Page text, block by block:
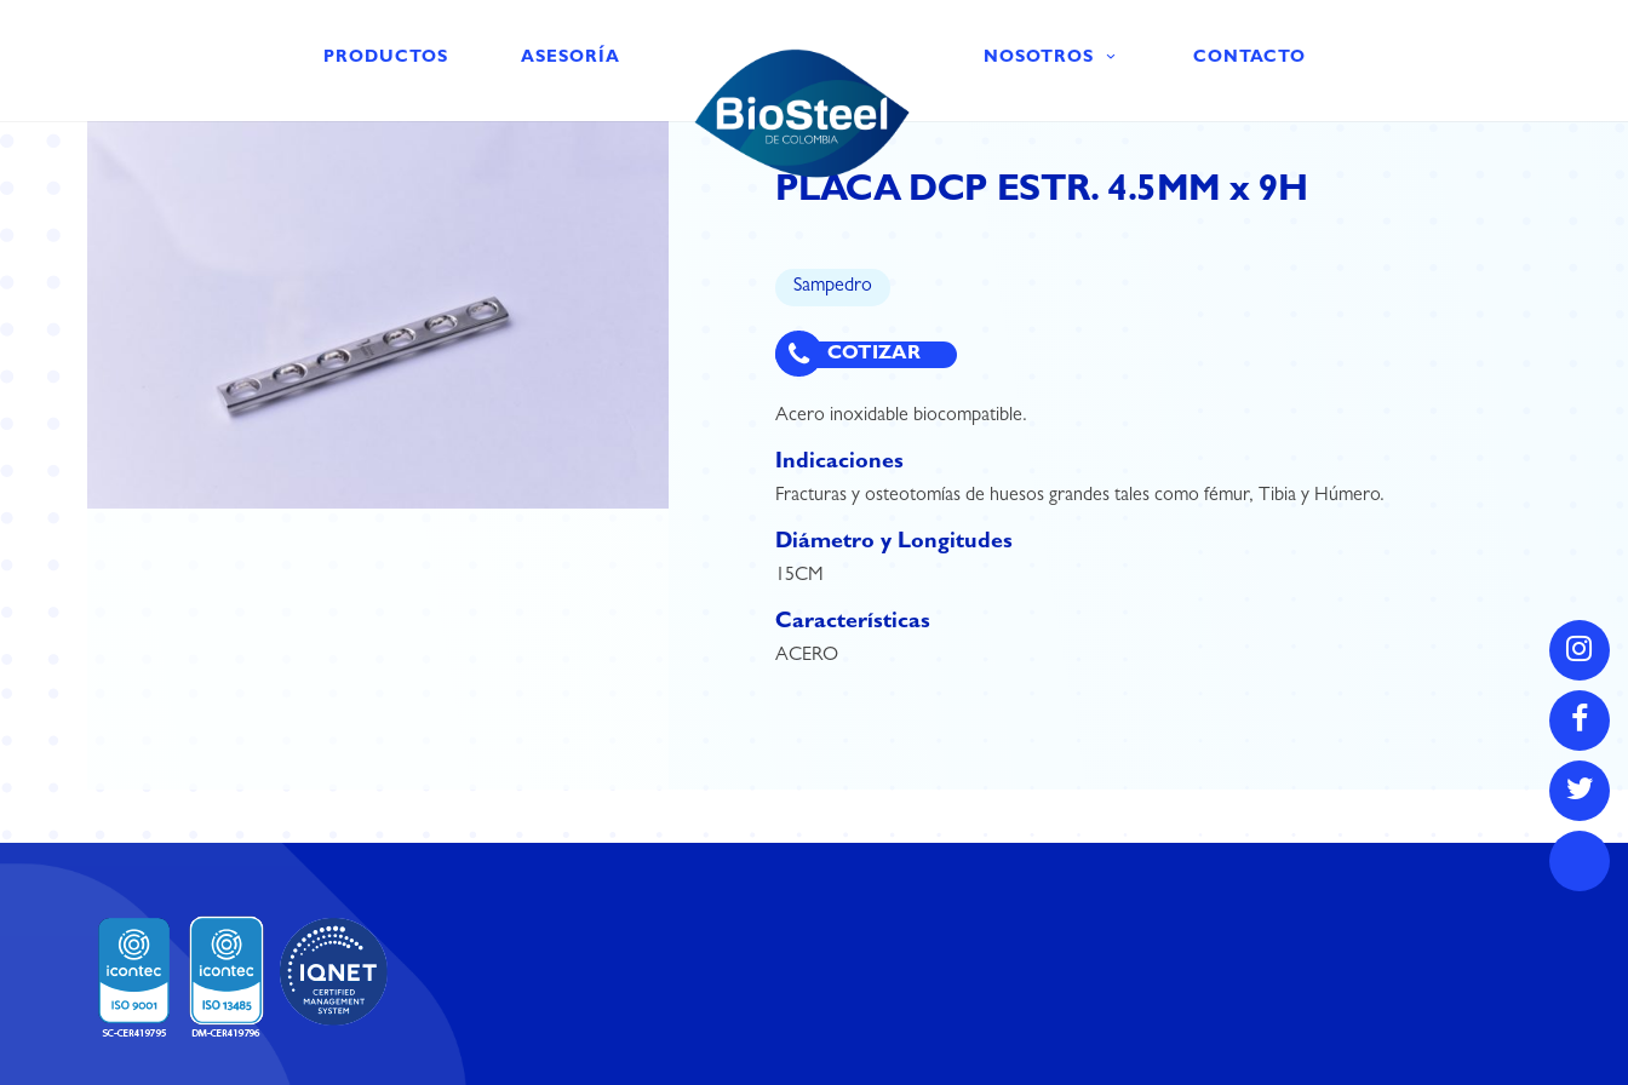
PRODUCTOS ASESORÍA NOSOTROS CONTACTO
PLACA DCP ESTR. 4.5MM x 9H
Sampedro
COTIZAR
Acero inoxidable biocompatible.
Indicaciones
Fracturas y osteotomías de huesos grandes tales como fémur, Tibia y Húmero.
Diámetro y Longitudes
15CM
Características
ACERO